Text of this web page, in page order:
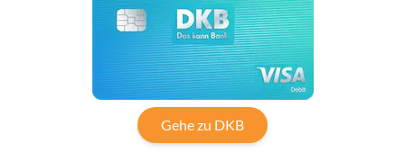
Gehe zu DKB